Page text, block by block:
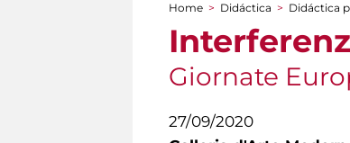
You are here
Home > Didáctica > Didáctica
Giornate
27/09/2020